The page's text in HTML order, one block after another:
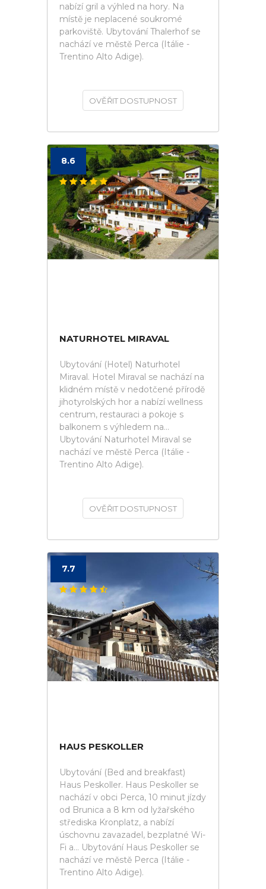
nabízí gril a výhled na hory. Na
místě je neplacené soukromé
parkoviště. Ubytování Thalerhof se
nachází ve městě Perca (Itálie -
Trentino Alto Adige).
OVĚŘIT DOSTUPNOST
8.6
NATURHOTEL MIRAVAL
Ubytování (Hotel) Naturhotel
Miraval. Hotel Miraval se nachází na
klidném místě v nedotčené přírodě
jihotyrolských hor a nabízí wellness
centrum, restauraci a pokoje s
balkonem s výhledem na...
Ubytování Naturhotel Miraval se
nachází ve městě Perca (Itálie -
Trentino Alto Adige).
OVĚŘIT DOSTUPNOST
7.7
HAUS PESKOLLER
Ubytování (Bed and breakfast)
Haus Peskoller. Haus Peskoller se
nachází v obci Perca, 10 minut jízdy
od Brunica a 8 km od lyžařského
střediska Kronplatz, a nabízí
úschovnu zavazadel, bezplatné Wi-
Fi a... Ubytování Haus Peskoller se
nachází ve městě Perca (Itálie -
Trentino Alto Adige).